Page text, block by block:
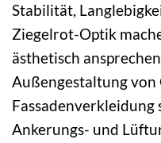
Stabilität,
Ziegelrot-Optik
ästhetisch
Außengestaltung von
Fassadenverkleidung
Ankerungs- und